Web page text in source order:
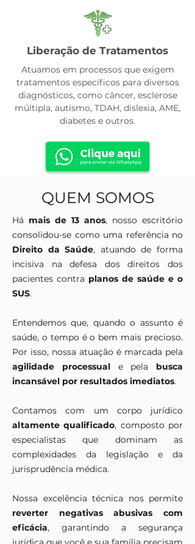
Liberação de Tratamentos
Atuamos em processos que exigem
tratamentos específicos para diversos
diagnósticos, como câncer, esclerose
múltipla, autismo, TDAH, dislexia, AME,
diabetes e outros.
QUEM SOMOS
Há mais de 13 anos, nosso escritório
consolidou-se como uma referência no
Direito da Saúde, atuando de forma
incisiva na defesa dos direitos dos
pacientes contra planos de saúde e o
SUS.
Entendemos que, quando o assunto é
saúde, o tempo é o bem mais precioso.
Por isso, nossa atuação é marcada pela
agilidade processuale pela busca
incansável por resultados imediatos.
Contamos com um corpo jurídico
altamente qualificado, composto por
especialistas que dominam as
complexidades da legislação e da
jurisprudência médica.
Nossa excelência técnica nos permite
reverter negativas abusivas com
eficácia, garantindo a segurança